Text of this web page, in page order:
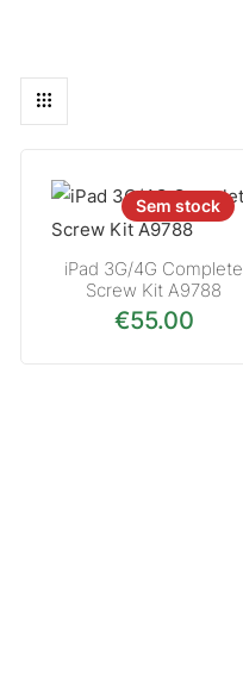
Sem stock
iPad 3G/4G Complete
Screw Kit A9788
€55.00